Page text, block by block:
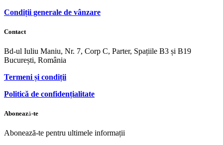
Condiții generale de vânzare
Contact
Bd-ul Iuliu Maniu, Nr. 7, Corp C, Parter, Spațiile B3 și B19
București, România
Termeni și condiții
Politică de confidențialitate
Abonează-te
Abonează-te pentru ultimele informații